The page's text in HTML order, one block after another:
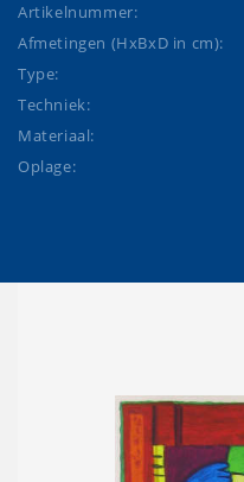
Artikelnummer:
Afmetingen (HxBxD in cm):
Type:
Techniek:
Materiaal:
Oplage: